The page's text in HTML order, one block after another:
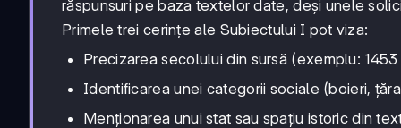
răspunsuri pe baza textelor date, deși unele
Primele trei cerințe ale Subiectului I pot viza:
Precizarea secolului din sursă (exemplu:
Identificarea unei categorii sociale (boieri,
Menționarea unui stat sau spațiu istoric din